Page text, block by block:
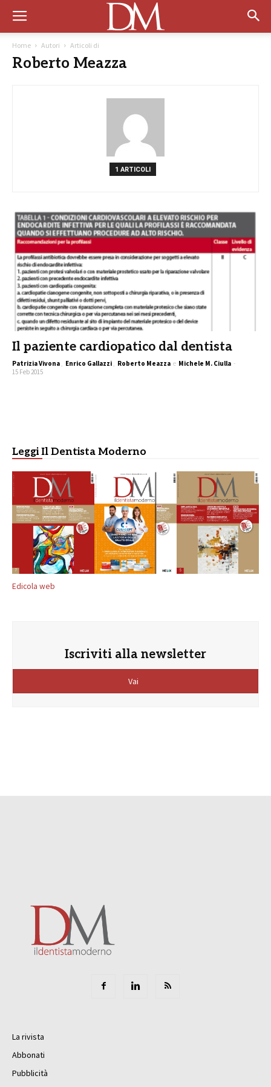
Home Autori Articoli di
Roberto Meazza
1 ARTICOLI
Il paziente cardiopatico dal dentista
Patrizia Vivona , Enrico Gallazzi , Roberto Meazza e Michele M. Ciulla -
15 Feb 2015
Leggi Il Dentista Moderno
Edicola web
Iscriviti alla newsletter
Vai
La rivista
Abbonati
Pubblicità